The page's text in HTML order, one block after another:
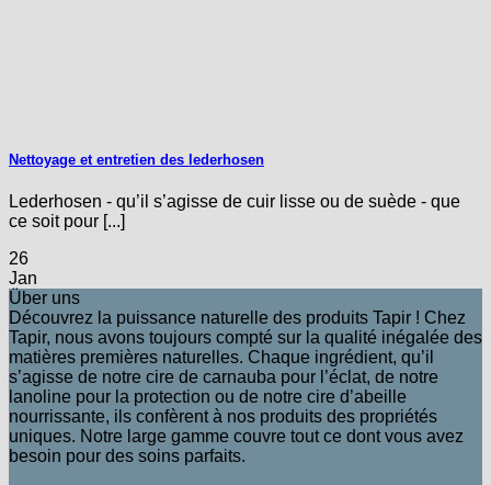
Nettoyage et entretien des lederhosen
Lederhosen - qu’il s’agisse de cuir lisse ou de suède - que
ce soit pour [...]
26
Jan
Über uns
Découvrez la puissance naturelle des produits Tapir ! Chez
Tapir, nous avons toujours compté sur la qualité inégalée des
matières premières naturelles. Chaque ingrédient, qu’il
s’agisse de notre cire de carnauba pour l’éclat, de notre
lanoline pour la protection ou de notre cire d’abeille
nourrissante, ils confèrent à nos produits des propriétés
uniques. Notre large gamme couvre tout ce dont vous avez
besoin pour des soins parfaits.